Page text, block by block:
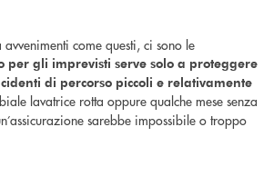
come questi, ci sono le
per gli imprevisti serve solo a proteggere
di percorso piccoli e relativamente
lavatrice rotta oppure qualche mese senza
sarebbe impossibile o troppo